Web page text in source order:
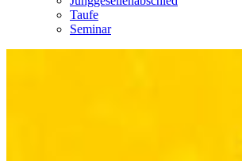
Taufe
Seminar